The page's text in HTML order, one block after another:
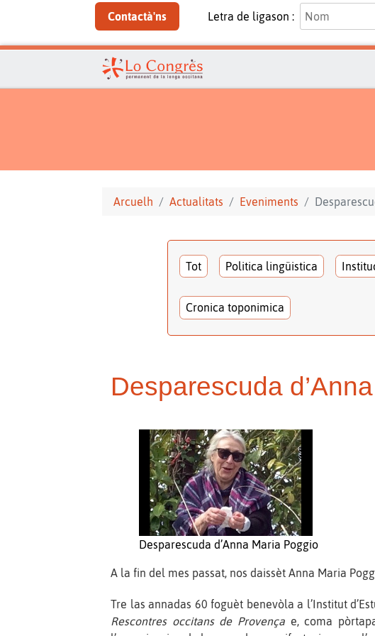
Contactà'ns Letra de ligason :
Arcuelh Actualitats Eveniments
Tot Politica lingüistica
Cronica toponimica
Desparescuda
Desparescuda d’Anna Maria Poggio
A la fin del mes passat, nos daissèt Anna Maria
Tre las annadas 60 foguèt benevòla a l’Institut
Rescontres occitans de Provença e, coma